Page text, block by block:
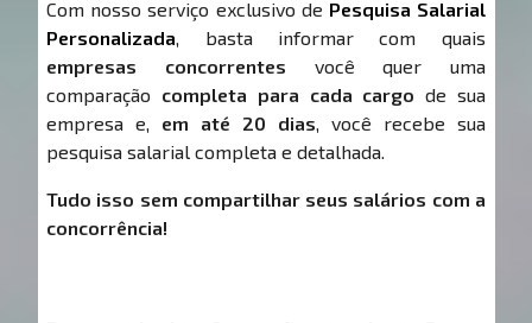
Com nosso serviço exclusivo de Pesquisa Salarial
Personalizada, basta informar com quais
empresas concorrentes você quer uma
comparação completa para cada cargo de sua
empresa e, em até 20 dias, você recebe sua
pesquisa salarial completa e detalhada.
Tudo isso sem compartilhar seus salários com a
concorrência!